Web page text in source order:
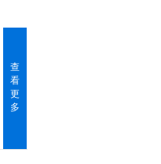
查
看
更
多